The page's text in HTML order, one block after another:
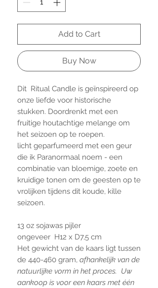
Add to Cart
Buy Now
Dit Ritual Candle is geïnspireerd op
onze liefde voor historische
stukken. Doordrenkt met een
fruitige houtachtige melange om
het seizoen op te roepen.
licht geparfumeerd met een geur
die ik Paranormaal noem - een
combinatie van bloemige, zoete en
kruidige tonen om de geesten op te
vrolijken tijdens dit koude, kille
seizoen.
13 oz sojawas pijler
ongeveer H12 x D7,5 cm
Het gewicht van de kaars ligt tussen
de 440-460 gram, afhankelijk van de
natuurlijke vorm in het proces.
Uw
aankoop is voor een kaars met één